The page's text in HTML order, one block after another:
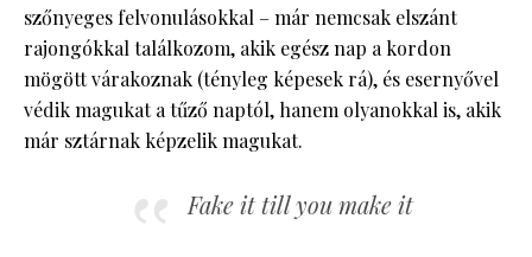
szőnyeges felvonulásokkal – már nemcsak elszánt
rajongókkal találkozom, akik egész nap a kordon
mögött várakoznak (tényleg képesek rá), és esernyővel
védik magukat a tűző naptól, hanem olyanokkal is, akik
már sztárnak képzelik magukat.
Fake it till you make it